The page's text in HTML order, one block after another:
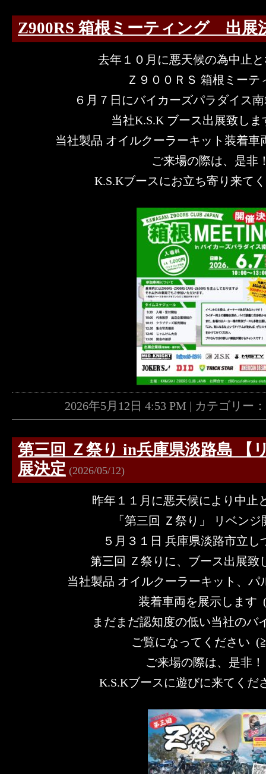
Z900RS 箱根ミーティング 出展
去年１０月に悪天候の為中止
Ｚ９００ＲＳ 箱根ミーテ
６月７日にバイカーズパラダイス
当社K.S.K ブース出展致し
当社製品 オイルクーラーキット装着車
ご来場の際は、是非
K.S.Kブースにお立ち寄り来て
2026年5月12日 4:53 PM | カテゴリー
第三回 Ｚ祭り in兵庫県淡路島
展決定 (2026/05/12)
昨年１１月に悪天候により中止
「第三回 Ｚ祭り」 リベン
５月３１日 兵庫県淡路市立し
第三回 Ｚ祭りに、ブース出展致
当社製品 オイルクーラーキット、パ
装着車両を展示します
まだまだ認知度の低い当社のバ
ご覧になってください
ご来場の際は、是非
K.S.Kブースに遊びに来てく